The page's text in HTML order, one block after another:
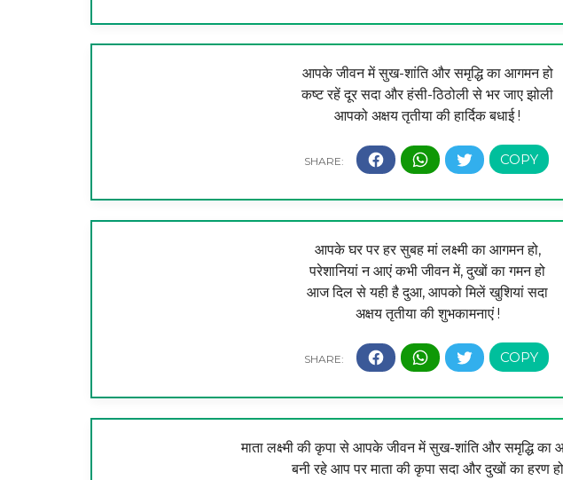
आपके जीवन में सुख-शांति और समृद्धि का आगमन हो
कष्ट रहें दूर सदा और हंसी-ठिठोली से भर जाए झोली
आपको अक्षय तृतीया की हार्दिक बधाई !
आपके घर पर हर सुबह मां लक्ष्मी का आगमन हो,
परेशानियां न आएं कभी जीवन में, दुखों का गमन हो
आज दिल से यही है दुआ, आपको मिलें खुशियां सदा
अक्षय तृतीया की शुभकामनाएं !
माता लक्ष्मी की कृपा से आपके जीवन में सुख-शांति और समृद्धि का
बनी रहे आप पर माता की कृपा सदा और दुखों का हरण हो